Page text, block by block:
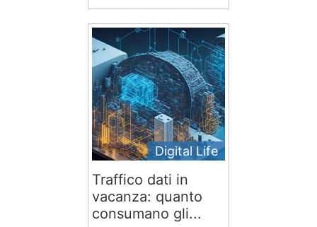
Digital Life
Traffico dati in
vacanza: quanto
consumano gli...